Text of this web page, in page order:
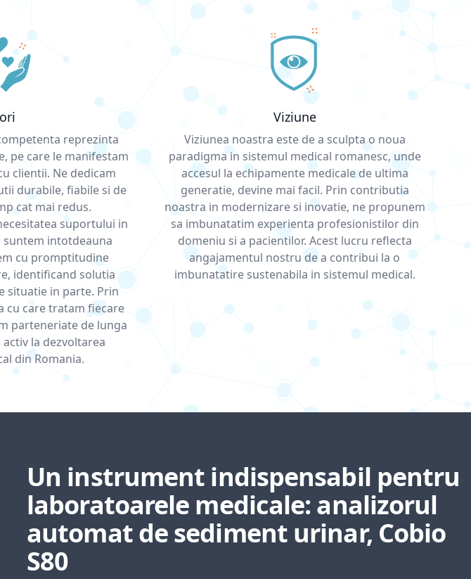
reprezinta
pe care le manifestam
clientii. Ne dedicam
durabile, fiabile si de
cat mai redus.
suportului in
intotdeauna
cu promptitudine
identificand solutia
situatie in parte. Prin
cu care tratam fiecare
parteneriate de lunga
la dezvoltarea
din Romania.
Viziune
Viziunea noastra este de a sculpta o noua
paradigma in sistemul medical romanesc, unde
accesul la echipamente medicale de ultima
generatie, devine mai facil. Prin contributia
noastra in modernizare si inovatie, ne propunem
sa imbunatatim experienta profesionistilor din
domeniu si a pacientilor. Acest lucru reflecta
angajamentul nostru de a contribui la o
imbunatatire sustenabila in sistemul medical.
Un instrument indispensabil pentru
laboratoarele medicale: analizorul
automat de sediment urinar, Cobio
S80